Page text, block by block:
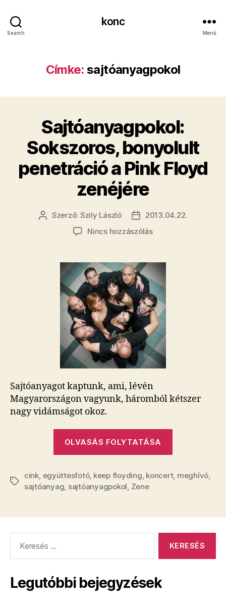
Search
konc
Menü
Címke: sajtóanyagpokol
Sajtóanyagpokol:
Sokszoros, bonyolult
penetráció a Pink Floyd
zenéjére
Bejegyzés
Szerző: Szily László
Bejegyzés
dátuma
2013.04.22.
Nincs hozzászólása(z)
bonyolult
penetráció
a
Pink
Floyd
zenéjére
bejegyzéshez
Sajtóanyagot kaptunk, ami, lévén
Magyarországon vagyunk, háromból kétszer
nagy vidámságot okoz.
OLVASÁS FOLYTATÁSA
penetráció
Floyd
zenéjére”
Címkék
cink, együttesfotó, keep floyding, koncert, meghívó,
sajtóanyag, sajtóanyagpokol, Zene
Legutóbbi bejegyzések